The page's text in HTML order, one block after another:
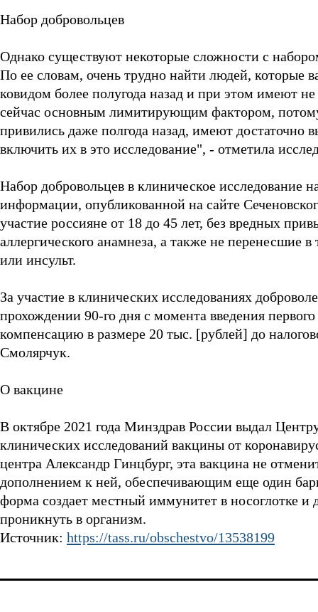
Набор добровольцев
Однако существуют некоторые сложности с
По ее словам, очень трудно найти людей, которые
ковидом более полугода назад и при этом имеют
сейчас основным лимитирующим фактором,
привились даже полгода назад, имеют
включить их в это исследование", - отметила
Набор добровольцев в клиническое исследование
информации, опубликованной на сайте
участие россияне от 18 до 45 лет, без вредных
аллергического анамнеза, а также не перенесшие
или инсульт.
За участие в клинических исследованиях
прохождении 90-го дня с момента введения
компенсацию в размере 20 тыс. [рублей] до
Смолярчук.
О вакцине
В октябре 2021 года Минздрав России выдал
клинических исследований вакцины от
центра Александр Гинцбург, эта вакцина не
дополнением к ней, обеспечивающим еще один
форма создает местный иммунитет в носоглотке и
проникнуть в организм.
Источник: https://tass.ru/obschestvo/13538199